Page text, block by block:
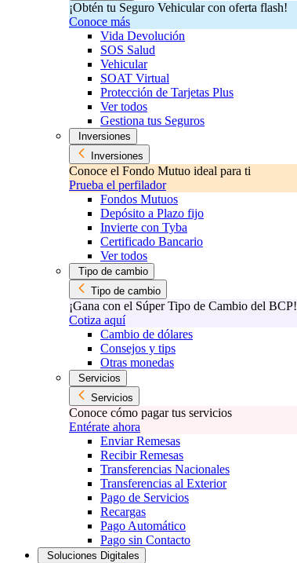
¡Obtén tu Seguro Vehicular con oferta flash!
Conoce más
Vida Devolución
SOS Salud
Vehicular
SOAT Virtual
Protección de Tarjetas Plus
Ver todos
Gestiona tus Seguros
Inversiones
Inversiones
Conoce el Fondo Mutuo ideal para ti
Prueba el perfilador
Fondos Mutuos
Depósito a Plazo fijo
Invierte con Tyba
Certificado Bancario
Ver todos
Tipo de cambio
Tipo de cambio
¡Gana con el Súper Tipo de Cambio del BCP!
Cotiza aquí
Cambio de dólares
Consejos y tips
Otras monedas
Servicios
Servicios
Conoce cómo pagar tus servicios
Entérate ahora
Enviar Remesas
Recibir Remesas
Transferencias Nacionales
Transferencias al Exterior
Pago de Servicios
Recargas
Pago Automático
Pago sin Contacto
Soluciones Digitales